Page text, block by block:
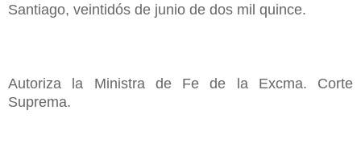
Santiago, veintidós de junio de dos mil quince.
Autoriza la Ministra de Fe de la Excma. Corte
Suprema.